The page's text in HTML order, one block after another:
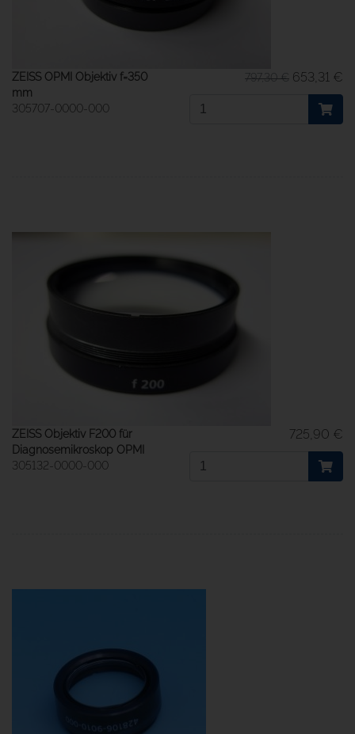
ZEISS OPMI Objektiv f=350
mm
305707-0000-000
797,30 € 653,31 €
ZEISS Objektiv F200 für
Diagnosemikroskop OPMI
305132-0000-000
725,90 €